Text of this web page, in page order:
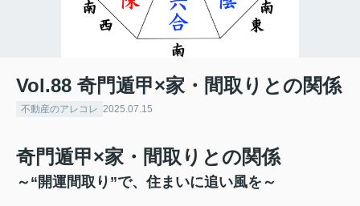
Vol.88 奇門遁甲×家・間取りとの関係
不動産のアレコレ 2025.07.15
奇門遁甲×家・間取りとの関係
～“開運間取り”で、住まいに追い風を～